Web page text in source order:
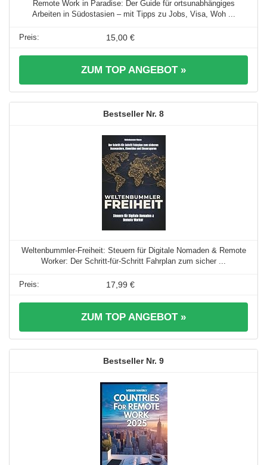
Remote Work in Paradise: Der Guide für ortsunabhängiges
Arbeiten in Südostasien – mit Tipps zu Jobs, Visa, Woh ...
15,00 €
ZUM TOP ANGEBOT »
8
Weltenbummler-Freiheit: Steuern für Digitale Nomaden & Remote
Worker: Der Schritt-für-Schritt Fahrplan zum sicher ...
17,99 €
ZUM TOP ANGEBOT »
9